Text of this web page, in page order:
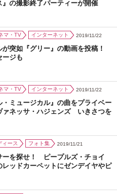
』の撮影終了パーティーが開催
マ・TV インターネット 2019/11/22
が突如『グリー』の動画を投稿！
ージも
マ・TV インターネット 2019/11/22
・ミュージカル』の曲をプライベー
ァネッサ・ハジェンズ いきさつを
ィース フォト集 2019/11/21
ーを探せ！ ピープルズ・チョイ
レッドカーペットにゼンデイヤやピ